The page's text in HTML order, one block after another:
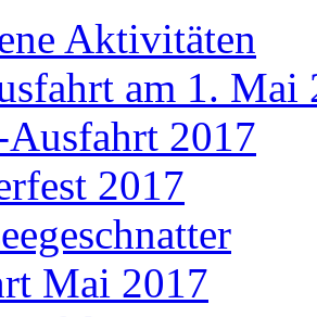
Aktivitäten
am 1. Mai
Ausfahrt 2017
2017
Mai 2017